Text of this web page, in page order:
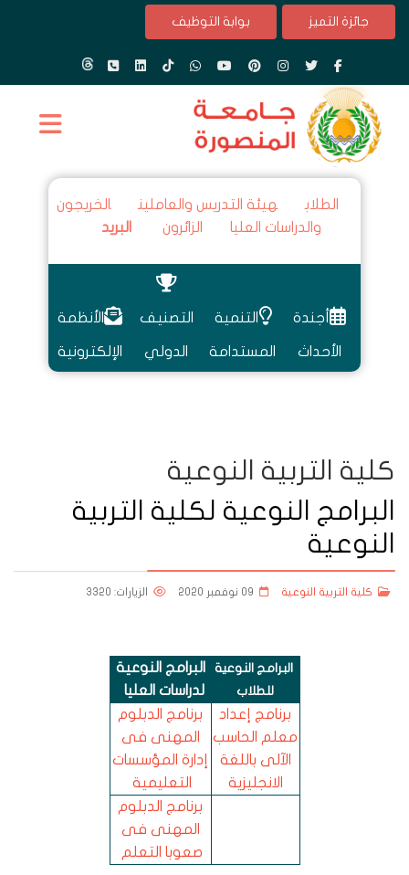
جائزة التميز بوابة التوظيف
الطلاب هيئة التدريس والعاملين
الخريجون
والدراسات العليا
الزائرون البريد
أجندة
الأحداث
التنمية
المستدامة
التصنيف
الدولي
الأنظمة
الإلكترونية
كلية التربية النوعية
البرامج النوعية لكلية التربية
النوعية
كلية التربية النوعية 09 نوفمبر 2020 الزيارات: 3320
البرامج النوعية
للطلاب
البرامج النوعية
لدراسات العليا
برنامج إعداد
معلم الحاسب
الآلى باللغة
الانجليزية
برنامج الدبلوم
المهنى فى
إدارة المؤسسات
التعليمية
برنامج الدبلوم
المهنى فى
صعوبا التعلم